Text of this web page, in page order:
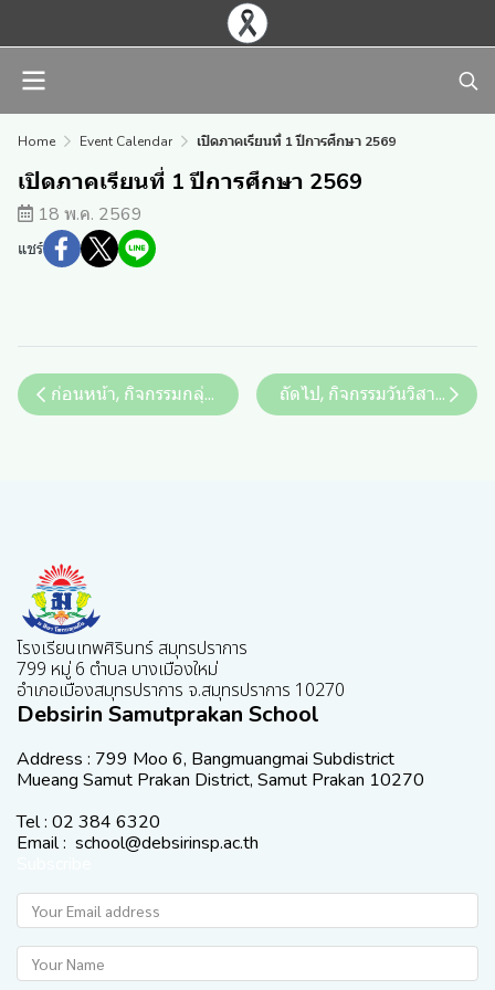
Home Event Calendar เปิดภาคเรียนที่ 1 ปีการศึกษา 2569
เปิดภาคเรียนที่ 1 ปีการศึกษา 2569
18 พ.ค. 2569
แชร์
ก่อนหน้า, กิจกรรมกลุ่มสัมพันธ์ นักเรียนชั้น ม.1 , ม.4
ถัดไป, กิจกรรมวันวิสาขบูชา
โรงเรียนเทพศิรินทร์ สมุทรปราการ
799 หมู่ 6 ตำบล บางเมืองใหม่
อำเภอเมืองสมุทรปราการ จ.สมุทรปราการ 10270
Debsirin Samutprakan School
Address : 799 Moo 6, Bangmuangmai Subdistrict
Mueang Samut Prakan District, Samut Prakan 10270
Tel : 02 384 6320
Email : school@debsirinsp.ac.th